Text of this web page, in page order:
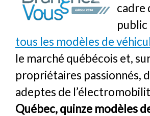
cadre
tous les modèles de
le marché québécois et,
propriétaires passionnés,
adeptes de
Québec, quinze modèles